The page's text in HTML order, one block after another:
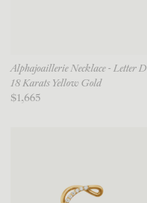
Alphajoaillerie Necklace - Letter D
18 Karats Yellow Gold
$1,665